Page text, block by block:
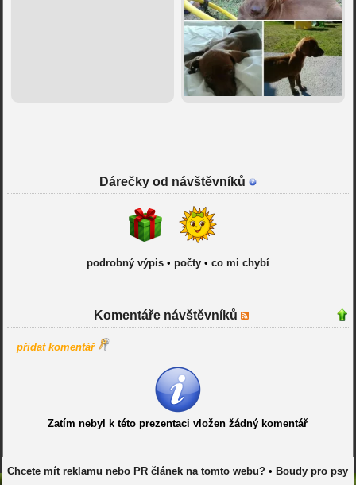
Dárečky od návštěvníků
podrobný výpis• počty• co mi chybí
Komentáře návštěvníků
přidat komentář
Zatím nebyl k této prezentaci vložen žádný komentář
Chcete mít reklamu nebo PR článek na tomto webu? • Boudy pro psy